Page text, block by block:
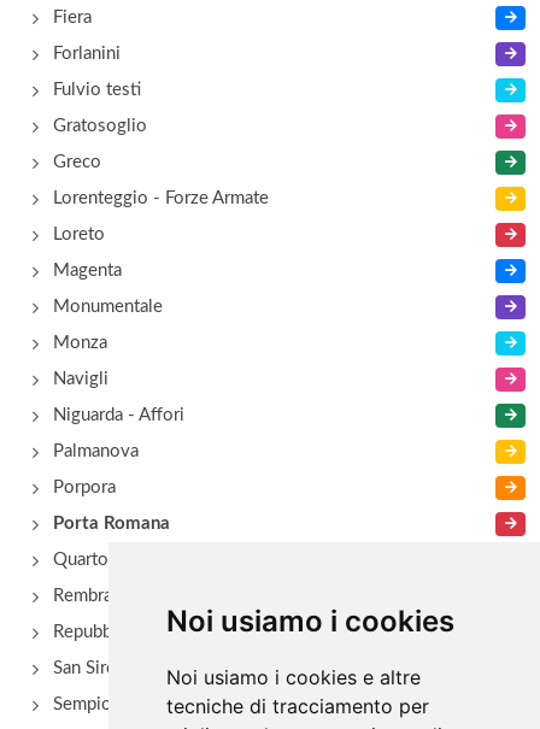
Noi usiamo i cookies
Noi usiamo i cookies e altre
tecniche di tracciamento per
Fiera
Forlanini
Fulvio testi
Gratosoglio
Greco
Lorenteggio - Forze Armate
Loreto
Magenta
Monumentale
Monza
Navigli
Niguarda - Affori
Palmanova
Porpora
Porta Romana
Quarto Oggiaro
Rembrant
Repubblica
San Siro - Via Novara
Sempione